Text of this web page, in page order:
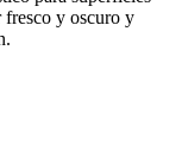
fresco y oscuro y